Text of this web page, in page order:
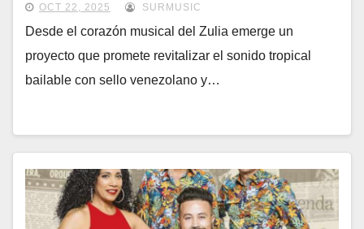
OCT 22, 2025 SURMUSIC
Desde el corazón musical del Zulia emerge un
proyecto que promete revitalizar el sonido tropical
bailable con sello venezolano y…